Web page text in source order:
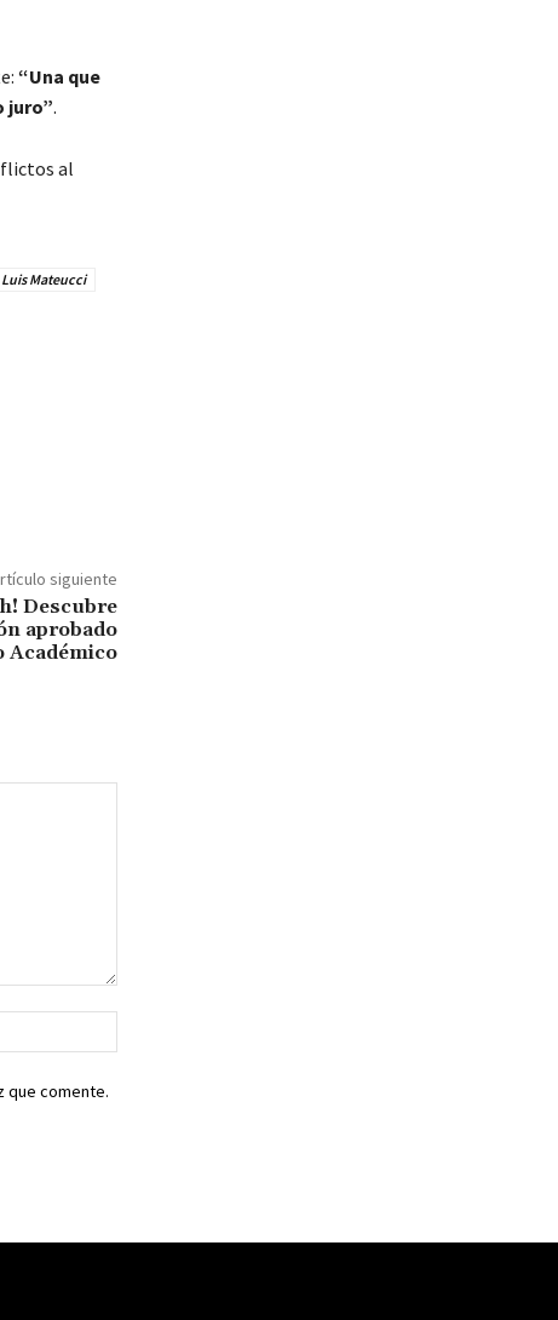
“Una que
juro”.
al
Luis Mateucci
siguiente
Descubre
aprobado
Académico
web:
que comente.